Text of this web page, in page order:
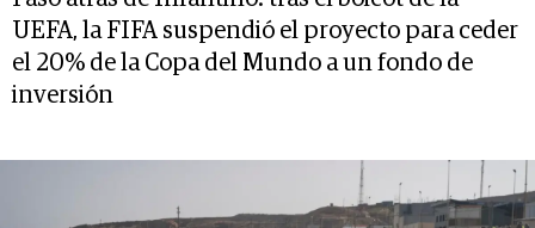
UEFA, la FIFA suspendió el proyecto para ceder
el 20% de la Copa del Mundo a un fondo de
inversión